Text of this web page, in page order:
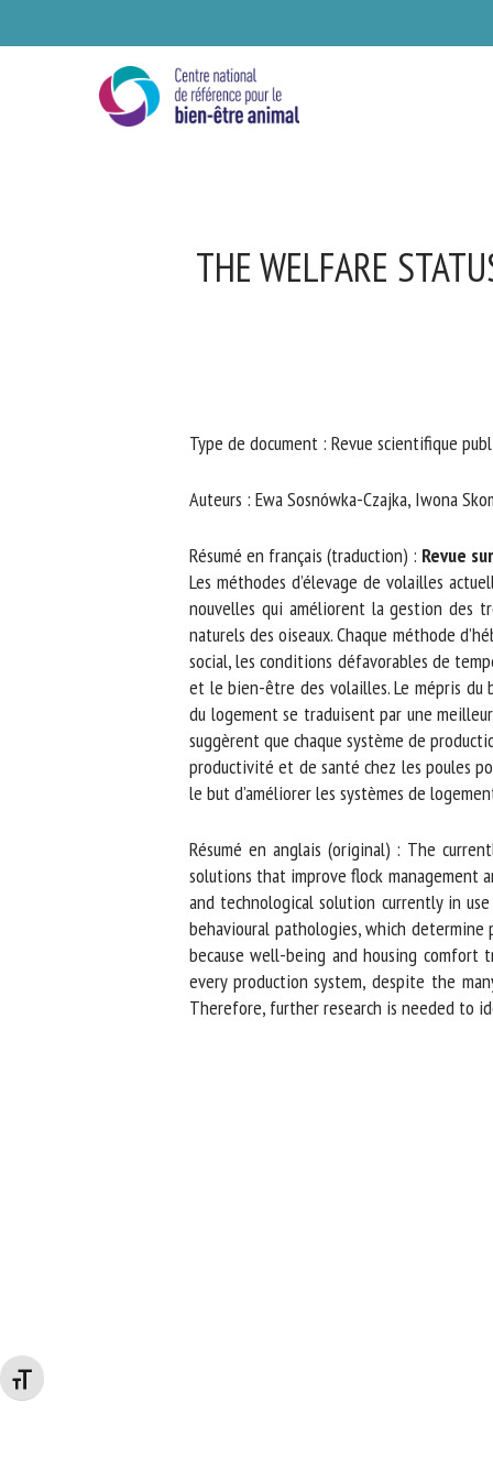
Changer la taille de la police
THE WELFARE
Type de document : Revue scientifique
Auteurs : Ewa Sosnówka-Czajka, Iwona
Résumé en français (traduction) : Revue
Les méthodes d’élevage de volailles
nouvelles qui améliorent la gestion des
naturels des oiseaux. Chaque méthode
social, les conditions défavorables de
et le bien-être des volailles. Le mépris du
du logement se traduisent par une
suggèrent que chaque système de
productivité et de santé chez les poules
le but d’améliorer les systèmes de
Résumé en anglais (original) : The
solutions that improve flock management
and technological solution currently in
behavioural pathologies, which
because well-being and housing
every production system, despite the
Therefore, further research is needed to
*